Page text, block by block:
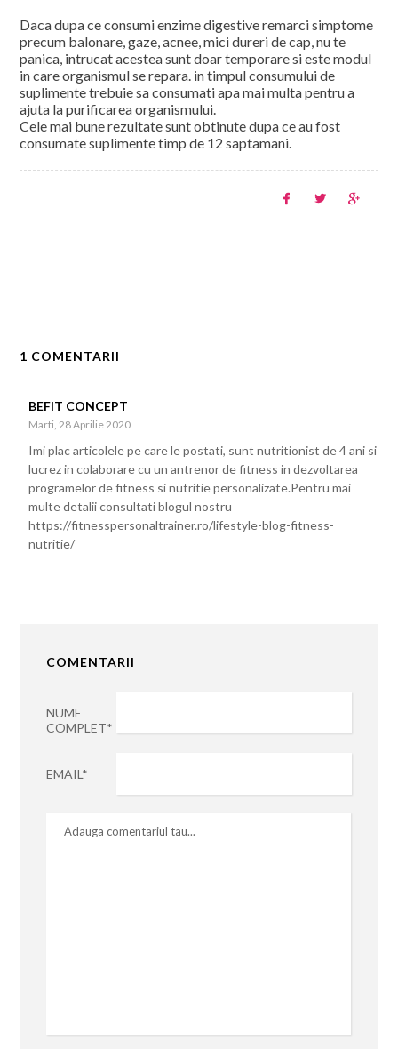
Daca dupa ce consumi enzime digestive remarci simptome
precum balonare, gaze, acnee, mici dureri de cap, nu te
panica, intrucat acestea sunt doar temporare si este modul
in care organismul se repara. in timpul consumului de
suplimente trebuie sa consumati apa mai multa pentru a
ajuta la purificarea organismului.
Cele mai bune rezultate sunt obtinute dupa ce au fost
consumate suplimente timp de 12 saptamani.
1 COMENTARII
BEFIT CONCEPT
Marti, 28 Aprilie 2020
Imi plac articolele pe care le postati, sunt nutritionist de 4 ani si
lucrez in colaborare cu un antrenor de fitness in dezvoltarea
programelor de fitness si nutritie personalizate.Pentru mai
multe detalii consultati blogul nostru
https://fitnesspersonaltrainer.ro/lifestyle-blog-fitness-
nutritie/
COMENTARII
NUME
COMPLET*
EMAIL*